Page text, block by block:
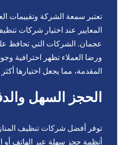
تعتبر سمعة الشركة وتقييمات
المعايير عند اختيار شركات
عجمان. الشركات التي تحافظ
ورضا العملاء تظهر احترافية
المقدمة، مما يجعل اختيارها أكثر
الحجز السهل
توفر أفضل شركات تنظيف
أنظمة حجز سهلة عبر الهاتف أو